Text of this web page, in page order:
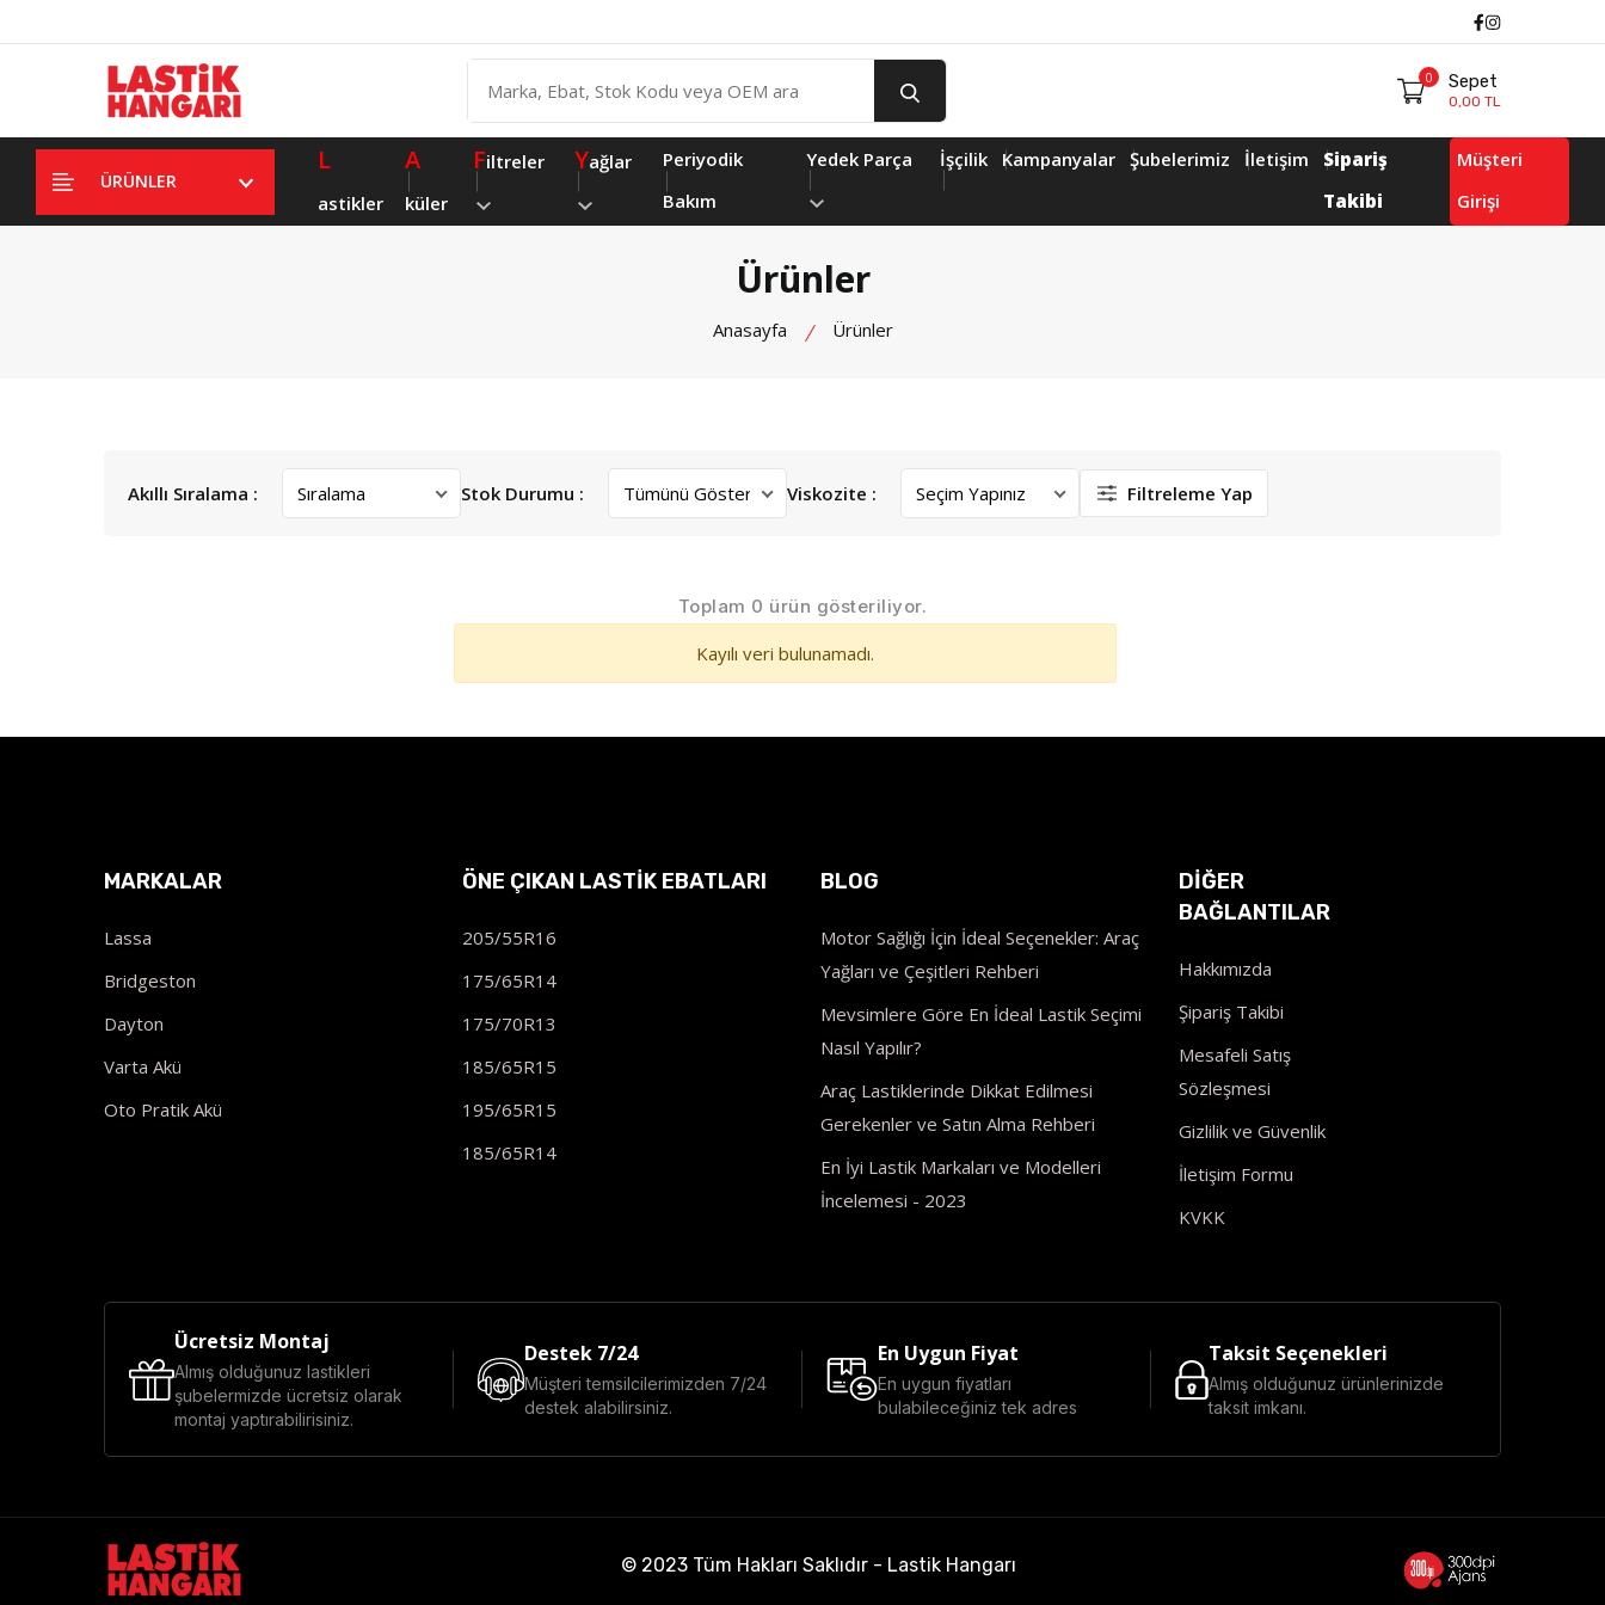
Facebook
Instagram
0 Sepet
0,00 TL
ÜRÜNLER
L
astikler
A
küler
Filtreler Yağlar
Periyodik
Bakım
Yedek Parça İşçilik Kampanyalar Şubelerimiz İletişim
Sipariş
Takibi
Müşteri
Girişi
Ürünler
Anasayfa Ürünler
Akıllı Sıralama : Stok Durumu : Viskozite : Filtreleme Yap
Toplam 0 ürün gösteriliyor.
Kayılı veri bulunamadı.
MARKALAR
Lassa
Bridgeston
Dayton
Varta Akü
Oto Pratik Akü
ÖNE ÇIKAN LASTIK EBATLARI
205/55R16
175/65R14
175/70R13
185/65R15
195/65R15
185/65R14
BLOG
Motor Sağlığı İçin İdeal Seçenekler: Araç
Yağları ve Çeşitleri Rehberi
Mevsimlere Göre En İdeal Lastik Seçimi
Nasıl Yapılır?
Araç Lastiklerinde Dikkat Edilmesi
Gerekenler ve Satın Alma Rehberi
En İyi Lastik Markaları ve Modelleri
İncelemesi - 2023
DİĞER
BAĞLANTILAR
Hakkımızda
Şipariş Takibi
Mesafeli Satış
Sözleşmesi
Gizlilik ve Güvenlik
İletişim Formu
KVKK
Ücretsiz Montaj
Almış olduğunuz lastikleri
şubelermizde ücretsiz olarak
montaj yaptırabilirisiniz.
Destek 7/24
Müşteri temsilcilerimizden 7/24
destek alabilirsiniz.
En Uygun Fiyat
En uygun fiyatları
bulabileceğiniz tek adres
Taksit Seçenekleri
Almış olduğunuz ürünlerinizde
taksit imkanı.
© 2023 Tüm Hakları Saklıdır - Lastik Hangarı